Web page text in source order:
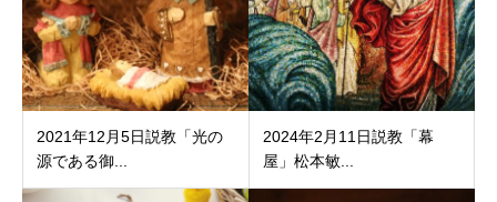
2021年12月5日説教「光の
源である御...
2024年2月11日説教「幕
屋」松本敏...